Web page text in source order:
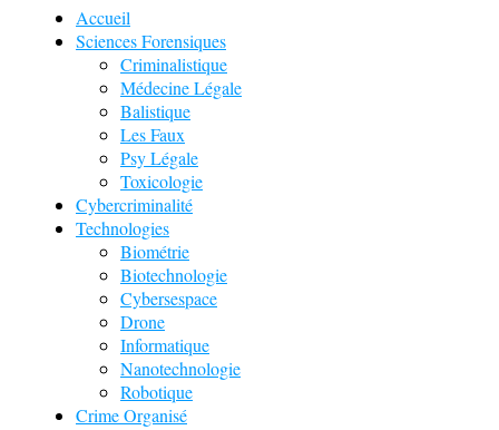
Accueil
Sciences Forensiques
Criminalistique
Médecine Légale
Balistique
Les Faux
Psy Légale
Toxicologie
Cybercriminalité
Technologies
Biométrie
Biotechnologie
Cybersespace
Drone
Informatique
Nanotechnologie
Robotique
Crime Organisé